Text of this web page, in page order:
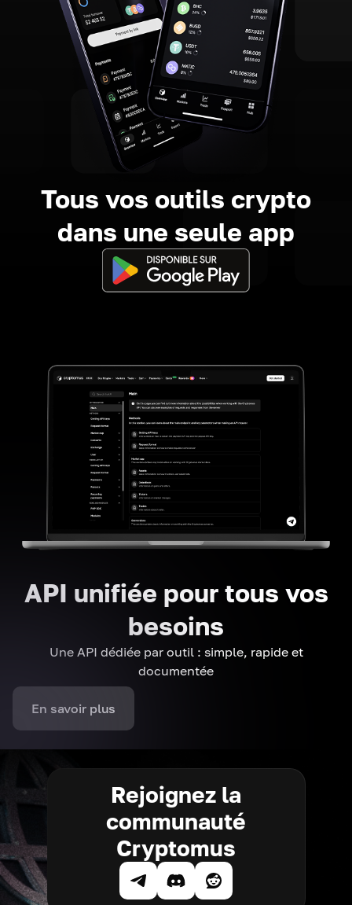
Tous vos outils crypto
dans une seule app
API unifiée pour tous vos
besoins
Une API dédiée par outil : simple, rapide et
documentée
En savoir plus
Rejoignez la
communauté
Cryptomus